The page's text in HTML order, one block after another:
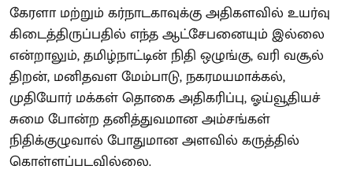
கேரளா மற்றும் கர்நாடகாவுக்கு அதிகளவில் உயர்வு
கிடைத்திருப்பதில் எந்த ஆட்சேபனையும் இல்லை
என்றாலும், தமிழ்நாட்டின் நிதி ஒழுங்கு, வரி வசூல்
திறன், மனிதவள மேம்பாடு, நகரமயமாக்கல்,
முதியோர் மக்கள் தொகை அதிகரிப்பு, ஓய்வூதியச்
சுமை போன்ற தனித்துவமான அம்சங்கள்
நிதிக்குழுவால் போதுமான அளவில் கருத்தில்
கொள்ளப்படவில்லை.